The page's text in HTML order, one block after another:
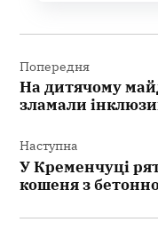
записів
Попередня
На дитячому
зламали
Наступна
У Кременчуці
кошеня з